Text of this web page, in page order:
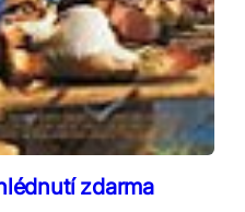
zdarma